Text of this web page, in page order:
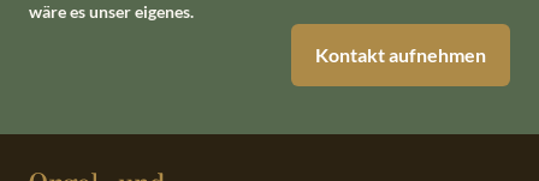
wäre es unser eigenes.
Kontakt aufnehmen